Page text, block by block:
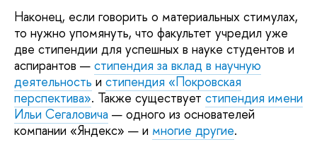
Наконец, если говорить о материальных стимулах,
то нужно упомянуть, что факультет учредил уже
две стипендии для успешных в науке студентов и
аспирантов — стипендия за вклад в научную
деятельность и стипендия «Покровская
перспектива». Также существует стипендия имени
Ильи Сегаловича — одного из основателей
компании «Яндекс» — и многие другие.